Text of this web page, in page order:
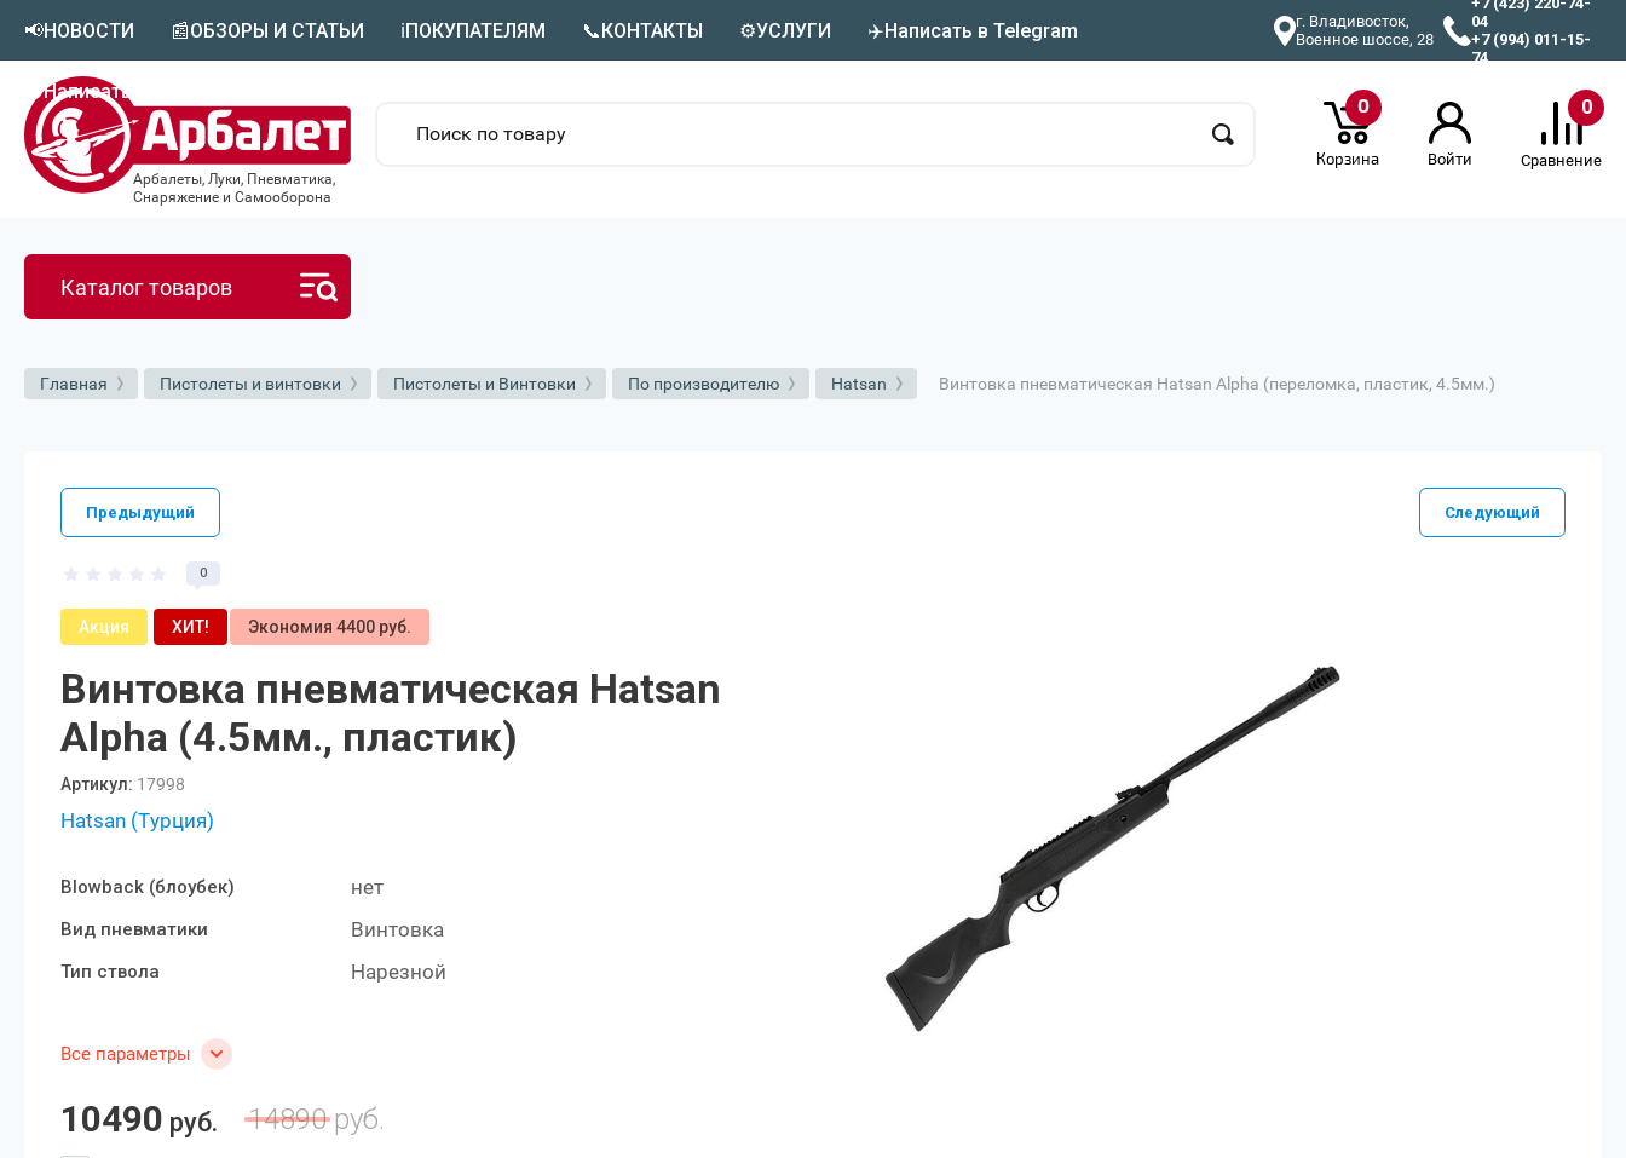
📢НОВОСТИ 📰ОБЗОРЫ И СТАТЬИ ℹ️ПОКУПАТЕЛЯМ 📞КОНТАКТЫ ⚙️УСЛУГИ ✈️Написать в Telegram
🟣Написать в MAX
г. Владивосток,
Военное шоссе, 28
04
+7 (994) 011-15-
74
Арбалеты, Луки, Пневматика,
Снаряжение и Самооборона
0
Корзина Войти
0
Сравнение
Каталог товаров
Главная Пистолеты и винтовки Пистолеты и Винтовки По производителю Hatsan Винтовка пневматическая Hatsan Alpha (переломка, пластик, 4.5мм.)
Предыдущий Следующий
0
Акция ХИТ! Экономия 4400 руб.
Винтовка пневматическая Hatsan
Alpha (4.5мм., пластик)
Артикул: 17998
Hatsan (Турция)
Blowback (блоубек) нет
Вид пневматики Винтовка
Тип ствола Нарезной
Все параметры
14890руб.
10490 руб.